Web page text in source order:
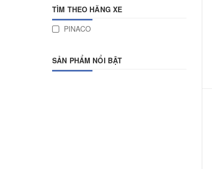
TÌM THEO HÃNG XE
PINACO
SẢN PHẨM NỔI BẬT